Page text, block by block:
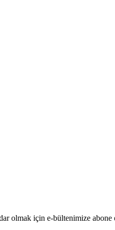
olmak için e-bültenimize abone